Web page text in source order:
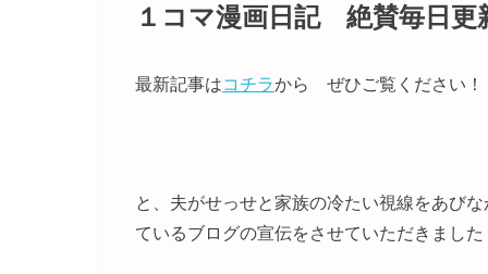
１コマ漫画日記 絶賛毎日更
最新記事はコチラから ぜひご覧ください！
と、夫がせっせと家族の冷たい視線をあび
ているブログの宣伝をさせていただきました